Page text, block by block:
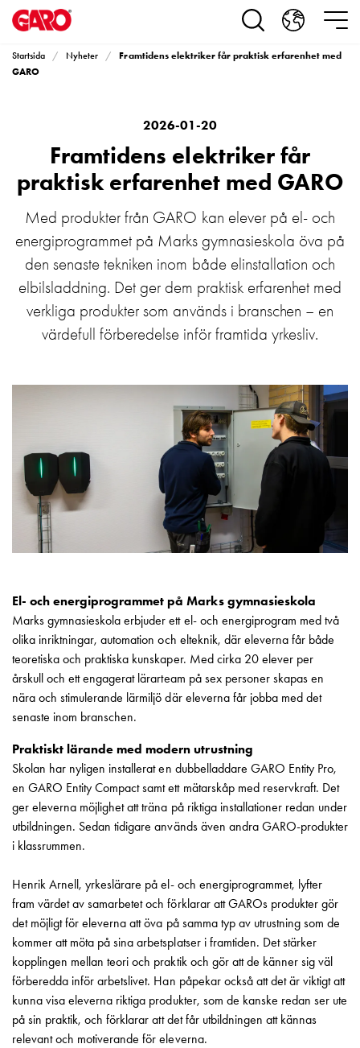
Produkter
Installationsprodukter
motorvärmare,
motorvärmare
och
PN100
Kapslingar
PN100
Plintprofiler
Insatsplåtar
PN100
Insatser
Camping
Insatser
Camping
Gctrl
Tillbehör
och
montagedelar
PN100
Entity
Heat
Entity
mätning
Entity
utan
mätning
Kompaktuttag
MELN
Tid
och
temperaturstyrda
uttag
Kosterstolpar
Startsida Nyheter
Framtidens elektriker får praktisk erfarenhet med
GARO
2026-01-20
Framtidens elektriker får
praktisk erfarenhet med GARO
Med produkter från GARO kan elever på el- och
energiprogrammet på Marks gymnasieskola öva på
den senaste tekniken inom både elinstallation och
elbilsladdning. Det ger dem praktisk erfarenhet med
verkliga produkter som används i branschen – en
värdefull förberedelse inför framtida yrkesliv.
El- och energiprogrammet på Marks gymnasieskola
Marks gymnasieskola erbjuder ett el- och energiprogram med två
olika inriktningar, automation och elteknik, där eleverna får både
teoretiska och praktiska kunskaper. Med cirka 20 elever per
årskull och ett engagerat lärarteam på sex personer skapas en
nära och stimulerande lärmiljö där eleverna får jobba med det
senaste inom branschen.
Praktiskt lärande med modern utrustning
Skolan har nyligen installerat en dubbelladdare GARO Entity Pro,
en GARO Entity Compact samt ett mätarskåp med reservkraft. Det
ger eleverna möjlighet att träna på riktiga installationer redan under
utbildningen. Sedan tidigare används även andra GARO-produkter
i klassrummen.
Henrik Arnell, yrkeslärare på el- och energiprogrammet, lyfter
fram värdet av samarbetet och förklarar att GAROs produkter gör
det möjligt för eleverna att öva på samma typ av utrustning som de
kommer att möta på sina arbetsplatser i framtiden. Det stärker
kopplingen mellan teori och praktik och gör att de känner sig väl
förberedda inför arbetslivet. Han påpekar också att det är viktigt att
kunna visa eleverna riktiga produkter, som de kanske redan ser ute
på sin praktik, och förklarar att det får utbildningen att kännas
relevant och motiverande för eleverna.